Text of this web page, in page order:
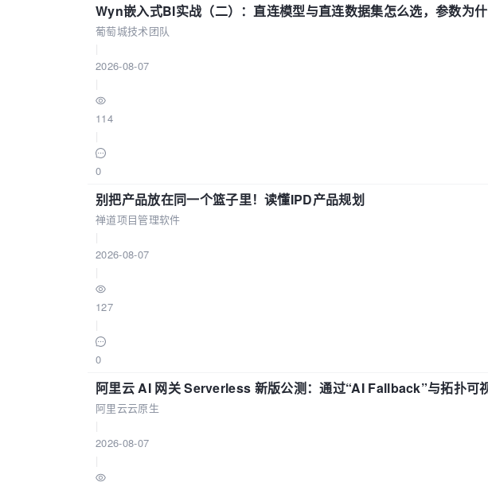
Wyn嵌入式BI实战（二）：直连模型与直连数据集怎么选，参数为
葡萄城技术团队
2026-08-07
114
0
别把产品放在同一个篮子里！读懂IPD产品规划
禅道项目管理软件
2026-08-07
127
0
阿里云 AI 网关 Serverless 新版公测：通过“AI Fallback”与拓扑可
阿里云云原生
2026-08-07